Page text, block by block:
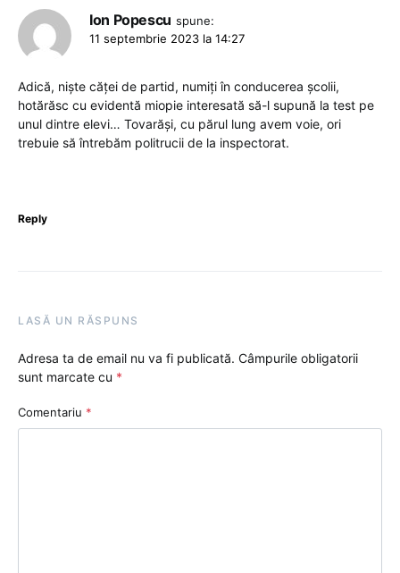
Ion Popescu spune:
11 septembrie 2023 la 14:27
Adică, niște căței de partid, numiți în conducerea școlii,
hotărăsc cu evidentă miopie interesată să-l supună la test pe
unul dintre elevi… Tovarăși, cu părul lung avem voie, ori
trebuie să întrebăm politrucii de la inspectorat.
Reply
LASĂ UN RĂSPUNS
Adresa ta de email nu va fi publicată. Câmpurile obligatorii
sunt marcate cu *
Comentariu *